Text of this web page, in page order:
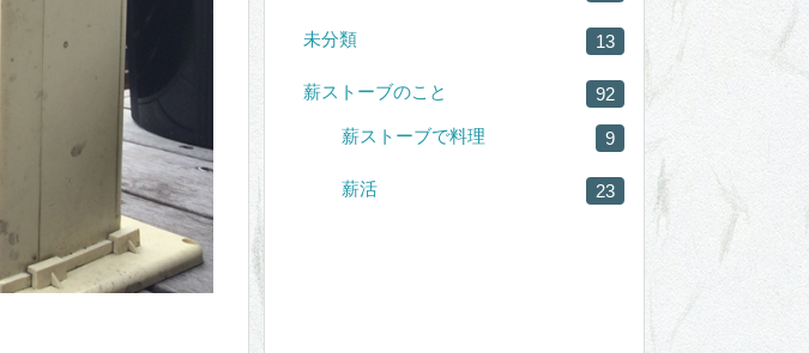
未分類 13
薪ストーブのこと 92
薪ストーブで料理 9
薪活 23